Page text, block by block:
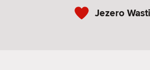
Jezero Wasti